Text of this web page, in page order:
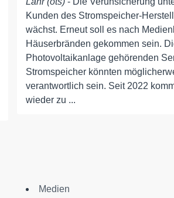
Kunden des Stromspeicher-
wächst. Erneut soll es nach
Häuserbränden gekommen sein.
Photovoltaikanlage gehörenden
Stromspeicher könnten
verantwortlich sein. Seit 2022
wieder zu ...
Medien